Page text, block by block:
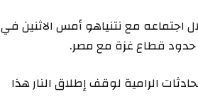
اجتماعه مع نتنياهو أمس الاثنين في
حدود قطاع غزة مع مصر.
الرامية لوقف إطلاق النار هذا